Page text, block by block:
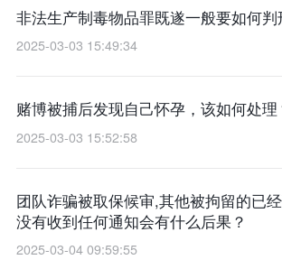
非法生产制毒物品罪既遂一般要如何判
2025-03-03 15:49:34
赌博被捕后发现自己怀孕，该如何处理
2025-03-03 15:52:58
团队诈骗被取保候审,其他被拘留的已
没有收到任何通知会有什么后果？
2025-03-04 09:59:55